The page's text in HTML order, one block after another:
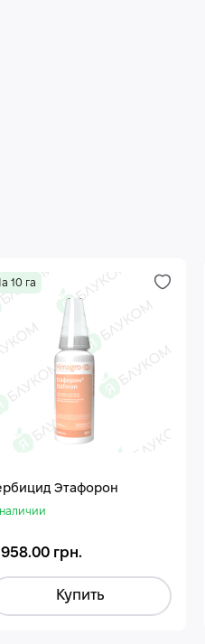
10 га
Этафорон
грн.
Купить